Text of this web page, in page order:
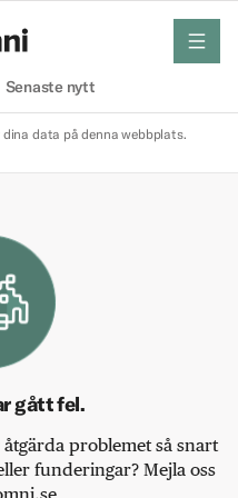
Senaste nytt
meny
data på denna webbplats.
gått fel.
problemet så snart
funderingar? Mejla oss